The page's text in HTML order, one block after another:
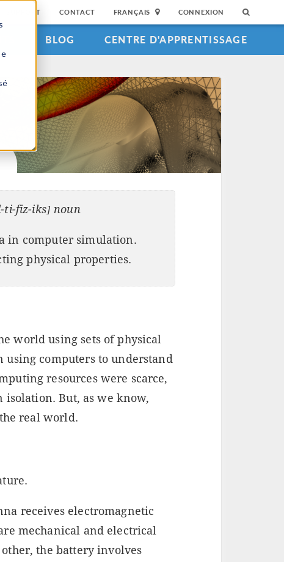
SUPPORT CONTACT FRANÇAIS CONNEXION
BLOG CENTRE D'APPRENTISSAGE
ti-fiz-iks] noun
in computer simulation.
physical properties.
world using sets of physical
using computers to understand
resources were scarce,
isolation. But, as we know,
real world.
receives electromagnetic
mechanical and electrical
the battery involves